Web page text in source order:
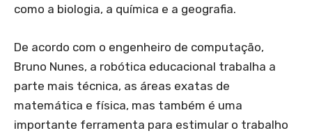
como a biologia, a química e a geografia.
De acordo com o engenheiro de computação,
Bruno Nunes, a robótica educacional trabalha a
parte mais técnica, as áreas exatas de
matemática e física, mas também é uma
importante ferramenta para estimular o trabalho